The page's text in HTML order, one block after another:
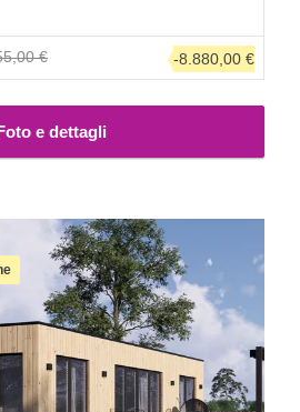
in famiglia. Tre ampie camere
e privacy senza essere
si ospitano familiari o amici.
include anche finestre e
comprese nel prezzo.
€ -8.880,00 €
e dettagli